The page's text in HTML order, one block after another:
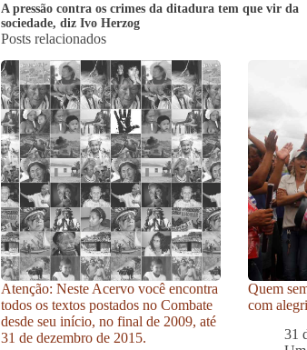
A pressão contra os crimes da ditadura tem que vir da
sociedade, diz Ivo Herzog
Posts relacionados
Atenção: Neste Acervo você encontra
todos os textos postados no Combate
desde seu início, no final de 2009, até
31 de dezembro de 2015.
Quem
com
31